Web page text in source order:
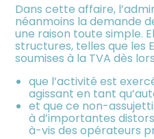
Dans cette affaire,
néanmoins la demande
une raison toute simple.
structures, telles que les
soumises à la TVA dès
que l’activité est
agissant en tant
et que ce non-
à d’importantes
à-vis des opérateurs